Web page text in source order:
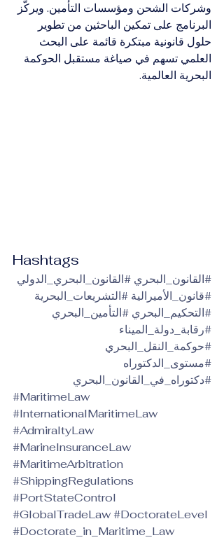
وشركات الشحن ومؤسسات التأمين. ويركّز
البرنامج على تمكين الباحثين من تطوير
حلول قانونية مبتكرة قائمة على البحث
العلمي تسهم في صياغة مستقبل الحوكمة
البحرية العالمية.
Hashtags
#القانون_البحري #القانون_البحري_الدولي
#قانون_الأميرالية #التشريعات_البحرية
#التحكيم_البحري #التأمين_البحري
#رقابة_دولة_الميناء
#حوكمة_النقل_البحري
#مستوى_الدكتوراه
#دكتوراه_في_القانون_البحري
#MaritimeLaw
#InternationalMaritimeLaw
#AdmiraltyLaw
#MarineInsuranceLaw
#MaritimeArbitration
#ShippingRegulations
#PortStateControl
#GlobalTradeLaw#DoctorateLevel
#Doctorate_in_Maritime_Law